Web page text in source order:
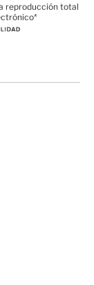
reproducción total